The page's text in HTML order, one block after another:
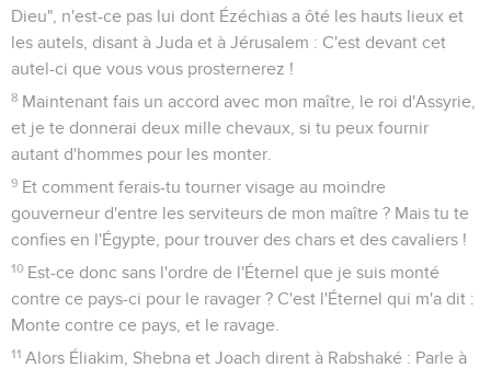
Dieu", n'est-ce pas lui dont Ézéchias a ôté les hauts lieux et
les autels, disant à Juda et à Jérusalem : C'est devant cet
autel-ci que vous vous prosternerez !
8 Maintenant fais un accord avec mon maître, le roi d'Assyrie,
et je te donnerai deux mille chevaux, si tu peux fournir
autant d'hommes pour les monter.
9 Et comment ferais-tu tourner visage au moindre
gouverneur d'entre les serviteurs de mon maître ? Mais tu te
confies en l'Égypte, pour trouver des chars et des cavaliers !
10 Est-ce donc sans l'ordre de l'Éternel que je suis monté
contre ce pays-ci pour le ravager ? C'est l'Éternel qui m'a dit :
Monte contre ce pays, et le ravage.
11 Alors Éliakim, Shebna et Joach dirent à Rabshaké : Parle à